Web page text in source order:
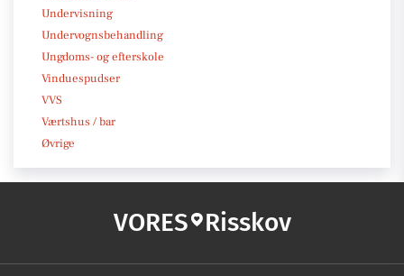
Undervisning
Undervognsbehandling
Ungdoms- og efterskole
Vinduespudser
VVS
Værtshus / bar
Øvrige
VORES Risskov